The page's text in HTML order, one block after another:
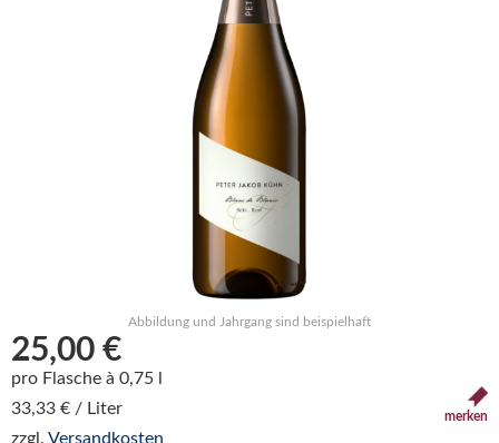
Abbildung und Jahrgang sind beispielhaft
25,00 €
pro Flasche à 0,75 l
33,33 € / Liter
zzgl. Versandkosten
merken